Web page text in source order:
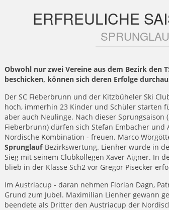
ERFREULICHE
Obwohl nur zwei Vereine aus dem Bezirk den
beschicken, können sich deren Erfolge
Der SC Fieberbrunn und der Kitzbüheler Ski
hoch, immerhin 23 Kinder und Schüler starten
aber auch Neulinge. Nach dieser Sprungsaison
Fieberbrunn) dürfen sich Stefan Embacher und
Nordische Kombination - freuen. Marco
Sprunglauf-Bezirkswertung. Lienher wurde in
Sieg mit seinem Clubkollegen Xaver Aigner. In
blieb in der Klasse Sch2 vor Gregor Pisecker
Im Austriacup - daran nehmen Florian Dagn,
Grund zum Jubel. Maximilian Lienher gewann
beendete als Dritter den Austriacup der